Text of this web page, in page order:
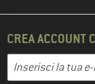
CREA ACCOUNT
Indirizzo e-mail
Inserisci qui il